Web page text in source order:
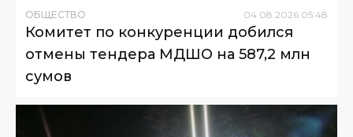
ОБЩЕСТВО 04 08 2026 05:48
Комитет по конкуренции добился
отмены тендера МДШО на 587,2 млн
сумов